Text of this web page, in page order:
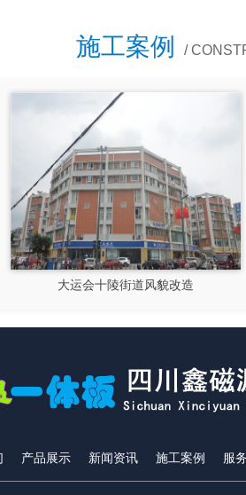
施工案例 /
大运会十陵街道风貌改造
产品展示 新闻资讯 施工案例 服